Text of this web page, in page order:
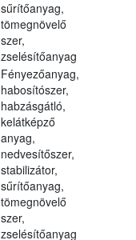
sűrítőanyag,
tömegnövelő
szer,
zselésítőanyag
Fényezőanyag,
habosítószer,
habzásgátló,
kelátképző
anyag,
nedvesítőszer,
stabilizátor,
sűrítőanyag,
tömegnövelő
szer,
zselésítőanyag